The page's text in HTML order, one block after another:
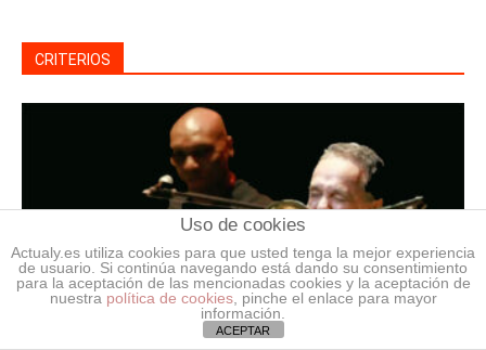
CRITERIOS
Uso de cookies
Actualy.es utiliza cookies para que usted tenga la mejor experiencia
de usuario. Si continúa navegando está dando su consentimiento
para la aceptación de las mencionadas cookies y la aceptación de
nuestra política de cookies, pinche el enlace para mayor
información.
ACEPTAR